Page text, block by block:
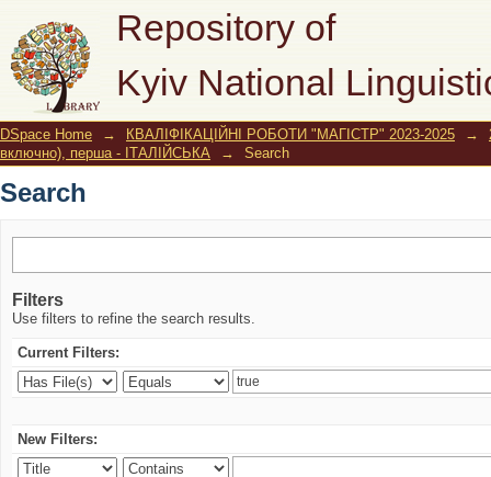
Repository of
Kyiv National
Search
DSpace Home → КВАЛІФІКАЦІЙНІ РОБОТИ "МАГІСТР" 2023-2025 →
включно), перша - ІТАЛІЙСЬКА
→ Search
Search
Filters
Use filters to refine the search results.
Current Filters:
New Filters: